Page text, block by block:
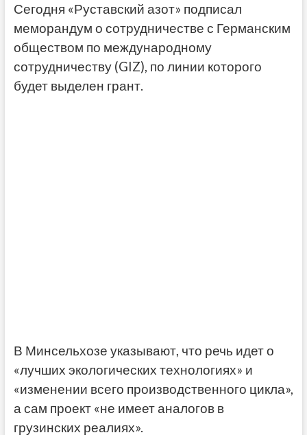
Сегодня «Руставский азот» подписал
меморандум о сотрудничестве с Германским
обществом по международному
сотрудничеству (GIZ), по линии которого
будет выделен грант.
В Минсельхозе указывают, что речь идет о
«лучших экологических технологиях» и
«изменении всего производственного цикла»,
а сам проект «не имеет аналогов в
грузинских реалиях».